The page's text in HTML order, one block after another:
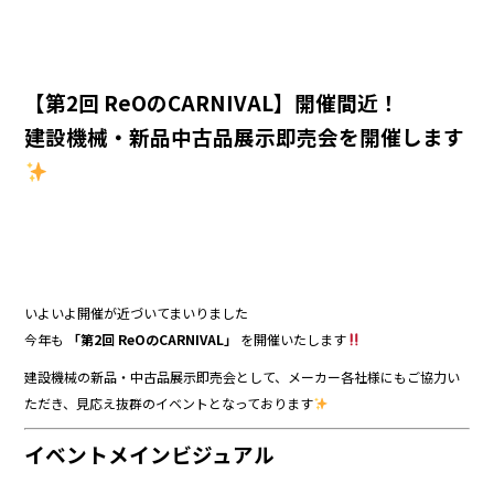
【第2回 ReOのCARNIVAL】開催間近！
建設機械・新品中古品展示即売会を開催します
いよいよ開催が近づいてまいりました
今年も
「第2回 ReOのCARNIVAL」
を開催いたします
建設機械の新品・中古品展示即売会として、メーカー各社様にもご協力い
ただき、見応え抜群のイベントとなっております
イベントメインビジュアル